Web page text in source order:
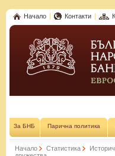
Начало Контакти
За БНБ Парична политика
Начало Статистика